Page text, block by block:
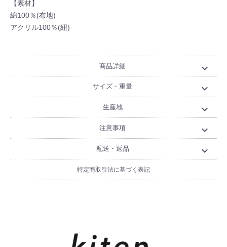
【素材】
綿100％(布地)
アクリル100％(紐)
商品詳細 expand_more
サイズ・重量 expand_more
生産地 expand_more
注意事項 expand_more
配送・返品 expand_more
特定商取引法に基づく表記